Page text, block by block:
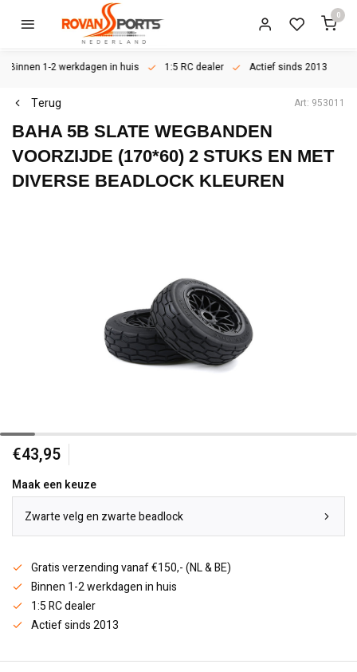
0
Binnen 1-2 werkdagen in huis 1:5 RC dealer Actief sinds 2013
Terug Art: 953011
BAHA 5B SLATE WEGBANDEN
VOORZIJDE (170*60) 2 STUKS EN MET
DIVERSE BEADLOCK KLEUREN
€43,95
Maak een keuze
Zwarte velg en zwarte beadlock
Gratis verzending vanaf €150,- (NL & BE)
Binnen 1-2 werkdagen in huis
1:5 RC dealer
Actief sinds 2013